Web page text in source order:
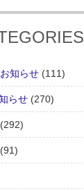
知らせ (111)
らせ (270)
(292)
(91)